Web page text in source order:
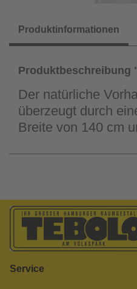
Produktinformationen
Produktbeschreibung
Der natürliche
überzeugt durch
Breite von 140 cm
Service